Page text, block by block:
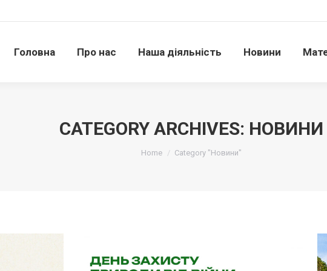
Головна Про нас Наша діяльність Новини
CATEGORY ARCHIVES: НОВИНИ
Home Category "Новини"
Головна Про нас Наша діяльність Новини